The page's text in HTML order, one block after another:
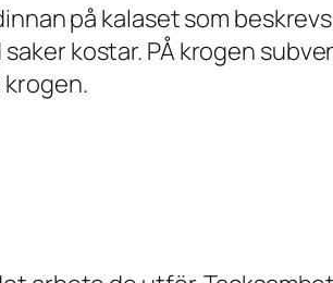
på kalaset som
kostar. PÅ krogen